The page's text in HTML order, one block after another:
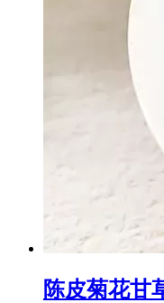
陈皮菊花甘